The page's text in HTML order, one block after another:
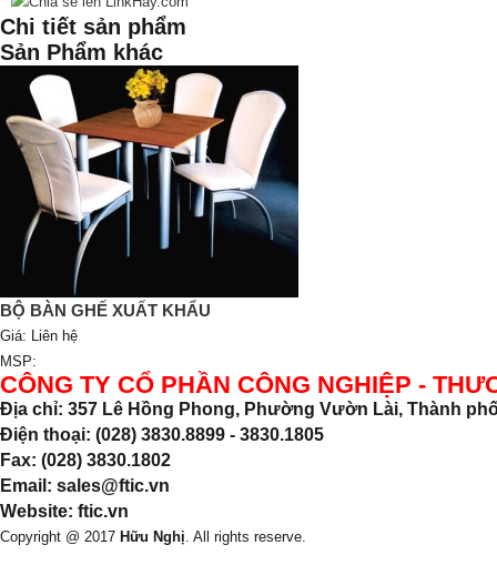
Chi tiết sản phẩm
Sản Phẩm khác
BỘ BÀN GHẾ XUẤT KHẨU
Giá: Liên hệ
MSP:
CÔNG TY CỔ PHẦN CÔNG NGHIỆP -
Địa chỉ: 357 Lê Hồng Phong, Phường Vườn Lài, Thành
Điện thoại: (028) 3830.8899 - 3830.1805
Fax: (028) 3830.1802
Email: sales@ftic.vn
Website: ftic.vn
Copyright @ 2017 Hữu Nghị. All rights reserve.